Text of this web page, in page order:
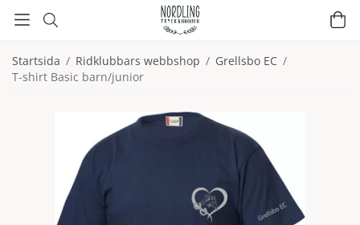
Startsida / Ridklubbars webbshop / Grellsbo EC /
T-shirt Basic barn/junior